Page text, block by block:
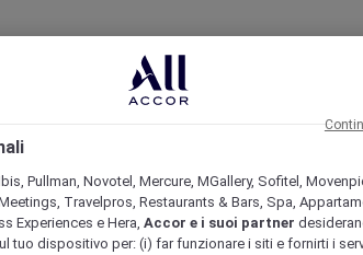
Pullman, Novotel, Mercure, MGallery, Sofitel,
Travelpros, Restaurants & Bars, Spa,
Experiences e Hera, Accor e i suoi partner
tuo dispositivo per: (i) far funzionare i siti e fornirti i